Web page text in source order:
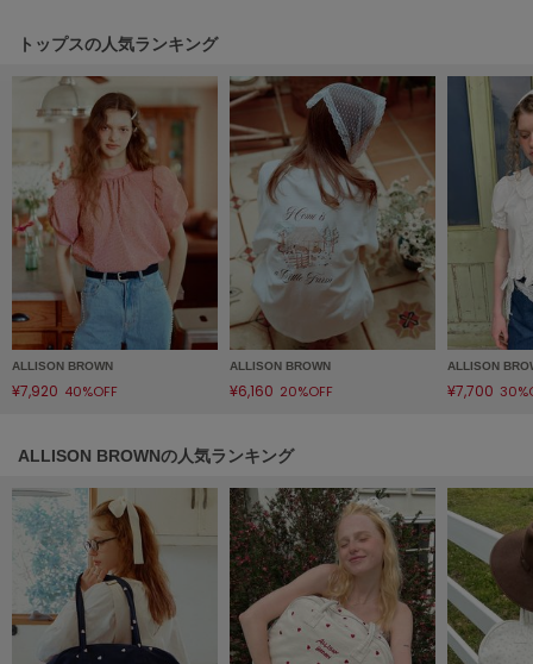
FURFUR
ファーファー
gelato pique
ジェラート ピケ
GELATO PIQUE CAT&DOG
ジェラート ピケ キャットアンドドッグ
gelato pique Sleep
ジェラート ピケ スリープ
GRAMICCI
Henon.
へノン
HUNTER
ハンター
HOKA ONEONE
ホカ オネオネ
トップスの人気ランキング
ALLISON BROWN
¥7,920 40%OFF
ALLISON BROWN
¥6,160 20%OFF
ALLISON
¥7,700
ALLISON BROWNの人気ランキング